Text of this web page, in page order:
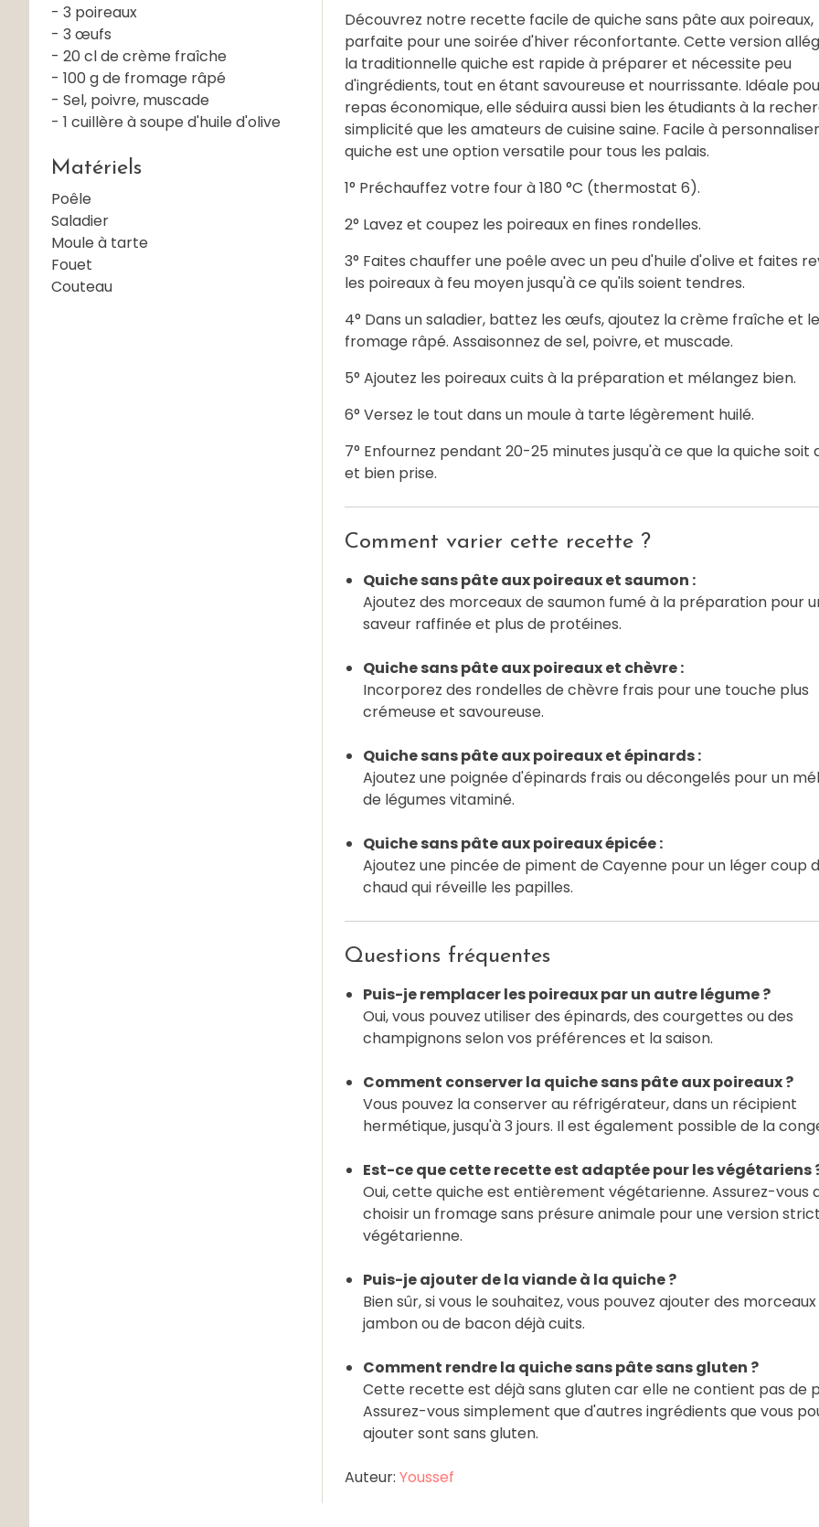
- 3 poireaux
- 3 œufs
- 20 cl de crème fraîche
- 100 g de fromage râpé
- Sel, poivre, muscade
- 1 cuillère à soupe d'huile d'olive
Matériels
Poêle
Saladier
Moule à tarte
Fouet
Couteau
Découvrez notre recette facile de quiche sans pâte aux poireaux,
parfaite pour une soirée d'hiver réconfortante. Cette version
la traditionnelle quiche est rapide à préparer et nécessite peu
d'ingrédients, tout en étant savoureuse et nourrissante. Idéale
repas économique, elle séduira aussi bien les étudiants à la
simplicité que les amateurs de cuisine saine. Facile à
quiche est une option versatile pour tous les palais.
1° Préchauffez votre four à 180 °C (thermostat 6).
2° Lavez et coupez les poireaux en fines rondelles.
3° Faites chauffer une poêle avec un peu d'huile d'olive et faites
les poireaux à feu moyen jusqu'à ce qu'ils soient tendres.
4° Dans un saladier, battez les œufs, ajoutez la crème fraîche et le
fromage râpé. Assaisonnez de sel, poivre, et muscade.
5° Ajoutez les poireaux cuits à la préparation et mélangez bien.
6° Versez le tout dans un moule à tarte légèrement huilé.
7° Enfournez pendant 20-25 minutes jusqu'à ce que la quiche soit
et bien prise.
Comment varier cette recette ?
Quiche sans pâte aux poireaux et saumon :
Ajoutez des morceaux de saumon fumé à la préparation pour
saveur raffinée et plus de protéines.
Quiche sans pâte aux poireaux et chèvre :
Incorporez des rondelles de chèvre frais pour une touche plus
crémeuse et savoureuse.
Quiche sans pâte aux poireaux et épinards :
Ajoutez une poignée d'épinards frais ou décongelés pour un
de légumes vitaminé.
Quiche sans pâte aux poireaux épicée :
Ajoutez une pincée de piment de Cayenne pour un léger coup
chaud qui réveille les papilles.
Questions fréquentes
Puis-je remplacer les poireaux par un autre légume ?
Oui, vous pouvez utiliser des épinards, des courgettes ou des
champignons selon vos préférences et la saison.
Comment conserver la quiche sans pâte aux poireaux ?
Vous pouvez la conserver au réfrigérateur, dans un récipient
hermétique, jusqu'à 3 jours. Il est également possible de la
Est-ce que cette recette est adaptée pour les végétariens
Oui, cette quiche est entièrement végétarienne. Assurez-vous
choisir un fromage sans présure animale pour une version
végétarienne.
Puis-je ajouter de la viande à la quiche ?
Bien sûr, si vous le souhaitez, vous pouvez ajouter des
jambon ou de bacon déjà cuits.
Comment rendre la quiche sans pâte sans gluten ?
Cette recette est déjà sans gluten car elle ne contient pas de
Assurez-vous simplement que d'autres ingrédients que vous
ajouter sont sans gluten.
Auteur: Youssef